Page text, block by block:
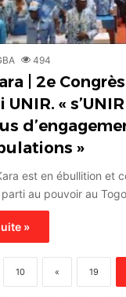
494
| 2e
«
»
est en ébullition et
au pouvoir au
»
10 « 19